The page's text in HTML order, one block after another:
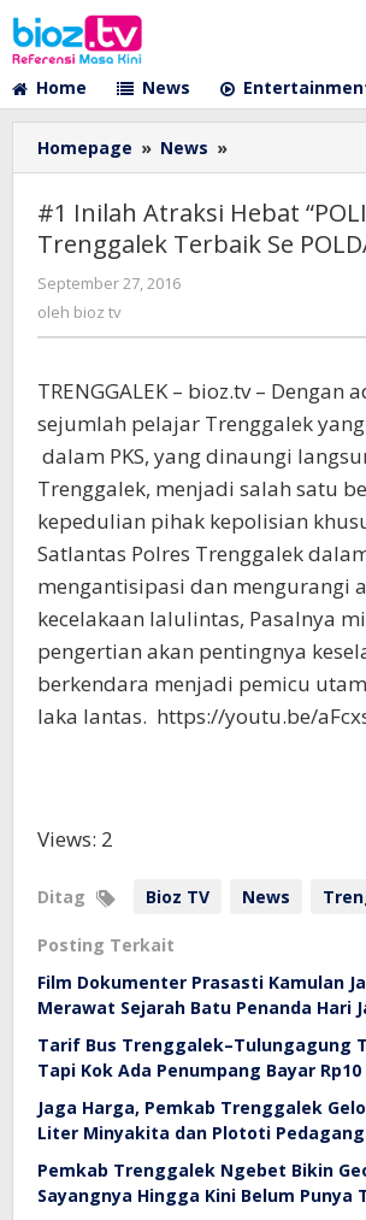
Lewati
ke
konten
Home
News
Homepage » News »
Inilah
Hebat
"POLISI
Jatim
#1 Inilah Atraksi Hebat
Trenggalek Terbaik Se
September 27, 2016
oleh bioz tv
TRENGGALEK – bioz.tv – Dengan
sejumlah pelajar Trenggalek
dalam PKS, yang dinaungi
Trenggalek, menjadi salah satu
kepedulian pihak kepolisian
Satlantas Polres Trenggalek
mengantisipasi dan mengurangi
kecelakaan lalulintas, Pasalnya
pengertian akan pentingnya
berkendara menjadi pemicu
laka lantas. https://youtu.be/
Views: 2
Ditag Bioz TV News
Posting Terkait
Film Dokumenter Prasasti Kamulan
Merawat Sejarah Batu Penanda Hari
Tarif Bus Trenggalek–Tulungagung
Tapi Kok Ada Penumpang Bayar Rp10
Jaga Harga, Pemkab Trenggalek
Liter Minyakita dan Plototi
Pemkab Trenggalek Ngebet Bikin
Sayangnya Hingga Kini Belum Punya